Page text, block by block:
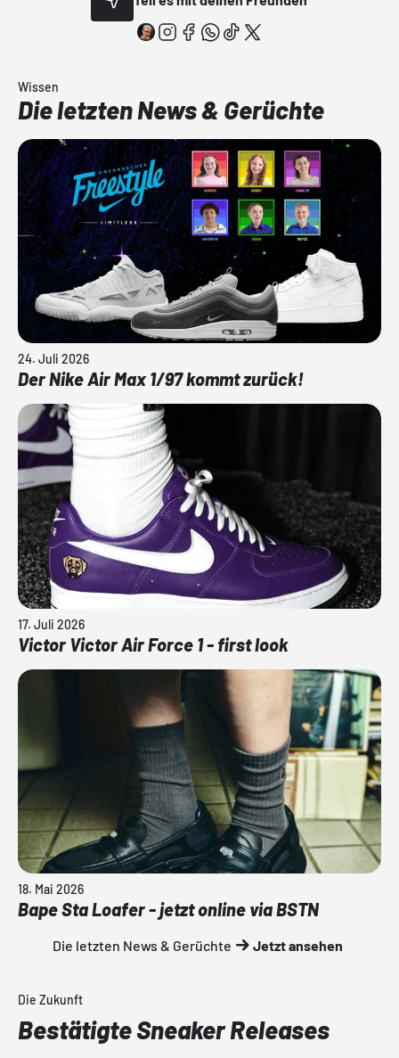
Wissen
Die letzten News & Gerüchte
24. Juli 2026
Der Nike Air Max 1/97 kommt zurück!
17. Juli 2026
Victor Victor Air Force 1 - first look
18. Mai 2026
Bape Sta Loafer - jetzt online via BSTN
Die letzten News & Gerüchte Jetzt ansehen
Die Zukunft
Bestätigte Sneaker Releases